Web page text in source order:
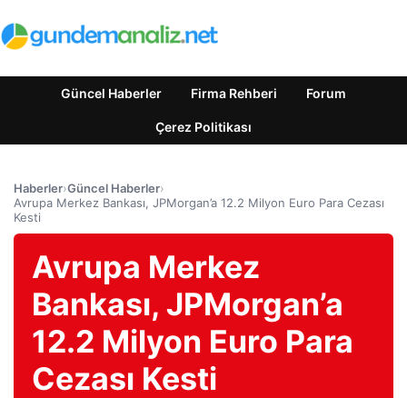
Güncel Haberler Firma Rehberi Forum
Çerez Politikası
Haberler›Güncel Haberler›
Avrupa Merkez Bankası, JPMorgan’a 12.2 Milyon Euro Para Cezası
Kesti
Avrupa Merkez
Bankası, JPMorgan’a
12.2 Milyon Euro Para
Cezası Kesti